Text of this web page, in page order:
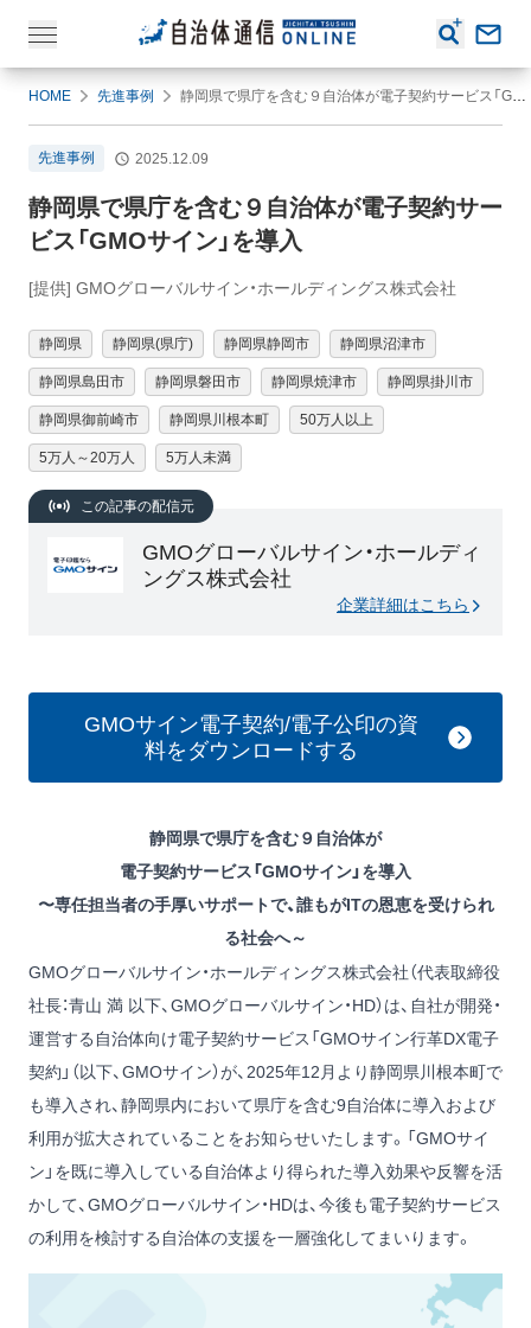
HOME 先進事例 静岡県で県庁を含む９自治体が電子契約サービス「GMOサイン」を導入
先進事例 2025.12.09
静岡県で県庁を含む９自治体が電子契約サー
ビス「GMOサイン」を導入
[提供] GMOグローバルサイン・ホールディングス株式会社
静岡県 静岡県(県庁) 静岡県静岡市 静岡県沼津市
静岡県島田市 静岡県磐田市 静岡県焼津市 静岡県掛川市
静岡県御前崎市 静岡県川根本町 50万人以上
5万人～20万人 5万人未満
この記事の配信元
GMOグローバルサイン・ホールディ
ングス株式会社
企業詳細はこちら
GMOサイン電子契約/電子公印の資
料をダウンロードする
静岡県で県庁を含む９自治体が
電子契約サービス「GMOサイン」を導入
〜専任担当者の手厚いサポートで、誰もがITの恩恵を受けられ
る社会へ～
GMOグローバルサイン・ホールディングス株式会社（代表取締役
社⻑：⻘⼭ 満 以下、GMOグローバルサイン・HD）は、自社が開発・
運営する自治体向け電子契約サービス「GMOサイン行革DX電子
契約」（以下、GMOサイン）が、2025年12月より静岡県川根本町で
も導入され、静岡県内において県庁を含む9自治体に導入および
利用が拡大されていることをお知らせいたします。「GMOサイ
ン」を既に導入している自治体より得られた導入効果や反響を活
かして、GMOグローバルサイン・HDは、今後も電子契約サービス
の利用を検討する自治体の支援を一層強化してまいります。